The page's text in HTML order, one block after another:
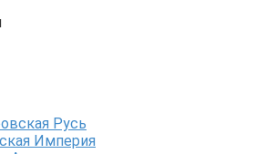
Русь
Империя